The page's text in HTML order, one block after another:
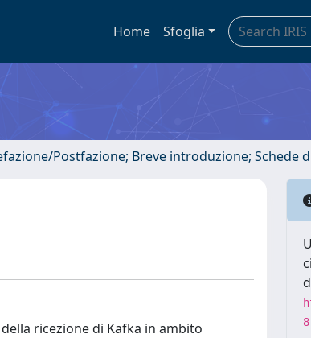
Home Sfoglia
Postfazione; Breve introduzione; Schede
ricezione di Kafka in ambito
8